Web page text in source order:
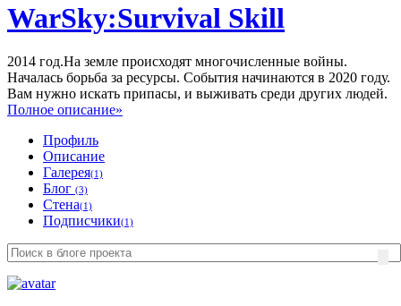
WarSky:Survival Skill
2014 год.На земле происходят многочисленные войны.
Началась борьба за ресурсы. События начинаются в 2020 году.
Вам нужно искать припасы, и выживать среди других людей.
Полное описание»
Профиль
Описание
Галерея(1)
Блог (3)
Стена(1)
Подписчики(1)